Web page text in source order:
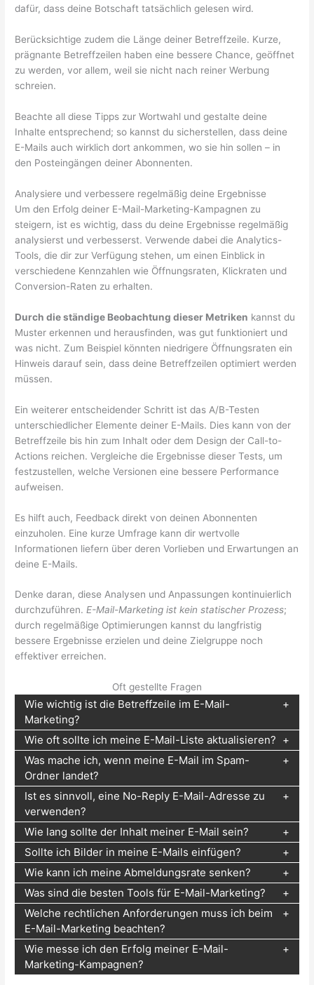
dafür, dass deine Botschaft tatsächlich gelesen wird.
Berücksichtige zudem die Länge deiner Betreffzeile. Kurze,
prägnante Betreffzeilen haben eine bessere Chance, geöffnet
zu werden, vor allem, weil sie nicht nach reiner Werbung
schreien.
Beachte all diese Tipps zur Wortwahl und gestalte deine
Inhalte entsprechend; so kannst du sicherstellen, dass deine
E-Mails auch wirklich dort ankommen, wo sie hin sollen – in
den Posteingängen deiner Abonnenten.
Analysiere und verbessere regelmäßig deine Ergebnisse
Um den Erfolg deiner E-Mail-Marketing-Kampagnen zu
steigern, ist es wichtig, dass du deine Ergebnisse regelmäßig
analysierst und verbesserst. Verwende dabei die Analytics-
Tools, die dir zur Verfügung stehen, um einen Einblick in
verschiedene Kennzahlen wie Öffnungsraten, Klickraten und
Conversion-Raten zu erhalten.
Durch die ständige Beobachtung dieser Metriken kannst du
Muster erkennen und herausfinden, was gut funktioniert und
was nicht. Zum Beispiel könnten niedrigere Öffnungsraten ein
Hinweis darauf sein, dass deine Betreffzeilen optimiert werden
müssen.
Ein weiterer entscheidender Schritt ist das A/B-Testen
unterschiedlicher Elemente deiner E-Mails. Dies kann von der
Betreffzeile bis hin zum Inhalt oder dem Design der Call-to-
Actions reichen. Vergleiche die Ergebnisse dieser Tests, um
festzustellen, welche Versionen eine bessere Performance
aufweisen.
Es hilft auch, Feedback direkt von deinen Abonnenten
einzuholen. Eine kurze Umfrage kann dir wertvolle
Informationen liefern über deren Vorlieben und Erwartungen an
deine E-Mails.
Denke daran, diese Analysen und Anpassungen kontinuierlich
durchzuführen.E-Mail-Marketing ist kein statischer Prozess;
durch regelmäßige Optimierungen kannst du langfristig
bessere Ergebnisse erzielen und deine Zielgruppe noch
effektiver erreichen.
Oft gestellte Fragen
Wie wichtig ist die Betreffzeile im E-Mail-
Marketing?
Wie oft sollte ich meine E-Mail-Liste aktualisieren?
Was mache ich, wenn meine E-Mail im Spam-
Ordner landet?
Ist es sinnvoll, eine No-Reply E-Mail-Adresse zu
verwenden?
Wie lang sollte der Inhalt meiner E-Mail sein?
Sollte ich Bilder in meine E-Mails einfügen?
Wie kann ich meine Abmeldungsrate senken?
Was sind die besten Tools für E-Mail-Marketing?
Welche rechtlichen Anforderungen muss ich beim
E-Mail-Marketing beachten?
Wie messe ich den Erfolg meiner E-Mail-
Marketing-Kampagnen?